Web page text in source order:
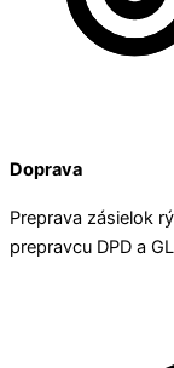
Doprava
Preprava zásielok
prepravcu DPD a